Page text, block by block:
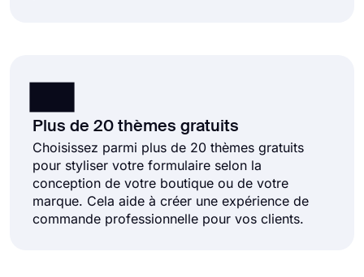
Plus de 20 thèmes gratuits
Choisissez parmi plus de 20 thèmes gratuits
pour styliser votre formulaire selon la
conception de votre boutique ou de votre
marque. Cela aide à créer une expérience de
commande professionnelle pour vos clients.